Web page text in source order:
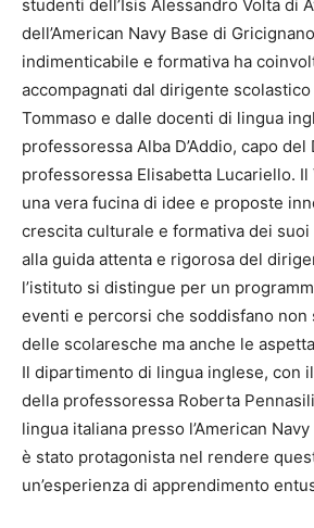
studenti dell’Isis Alessandro Volta di
dell’American Navy Base di
indimenticabile e formativa ha
accompagnati dal dirigente
Tommaso e dalle docenti di lingua
professoressa Alba D’Addio, capo
professoressa Elisabetta Lucariello.
una vera fucina di idee e proposte
crescita culturale e formativa dei
alla guida attenta e rigorosa del
l’istituto si distingue per un
eventi e percorsi che soddisfano non
delle scolaresche ma anche le
Il dipartimento di lingua inglese, con
della professoressa Roberta
lingua italiana presso l’American
è stato protagonista nel rendere
un’esperienza di apprendimento